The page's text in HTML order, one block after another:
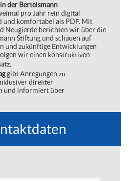
der Bertelsmann
pro Jahr rein digital ‒
und komfortabel als PDF. Mit
Neugierde berichten wir über die
Stiftung und schauen auf
und zukünftige Entwicklungen
wir einen konstruktiven
gibt Anregungen zu
direkter
und informiert über